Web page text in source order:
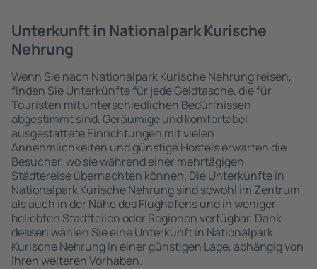
Unterkunft in Nationalpark Kurische
Nehrung
Wenn Sie nach Nationalpark Kurische Nehrung reisen,
finden Sie Unterkünfte für jede Geldtasche, die für
Touristen mit unterschiedlichen Bedürfnissen
abgestimmt sind. Geräumige und komfortabel
ausgestattete Einrichtungen mit vielen
Annehmlichkeiten und günstige Hostels erwarten die
Besucher, wo sie während einer mehrtägigen
Städtereise übernachten können. Die Unterkünfte in
Nationalpark Kurische Nehrung sind sowohl im Zentrum
als auch in der Nähe des Flughafens und in weniger
beliebten Stadtteilen oder Regionen verfügbar. Dank
dessen wählen Sie eine Unterkunft in Nationalpark
Kurische Nehrung in einer günstigen Lage, abhängig von
Ihren weiteren Vorhaben.